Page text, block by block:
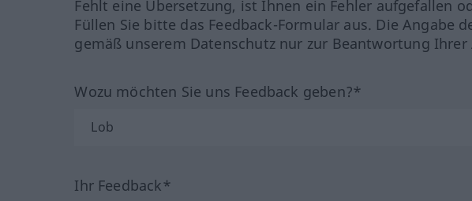
Fehlt eine Übersetzung, ist Ihnen ein Fehler aufgefallen
Füllen Sie bitte das Feedback-Formular aus. Die Angabe
gemäß unserem Datenschutz nur zur Beantwortung Ihrer
Wozu möchten Sie uns Feedback geben?*
Ihr Feedback*